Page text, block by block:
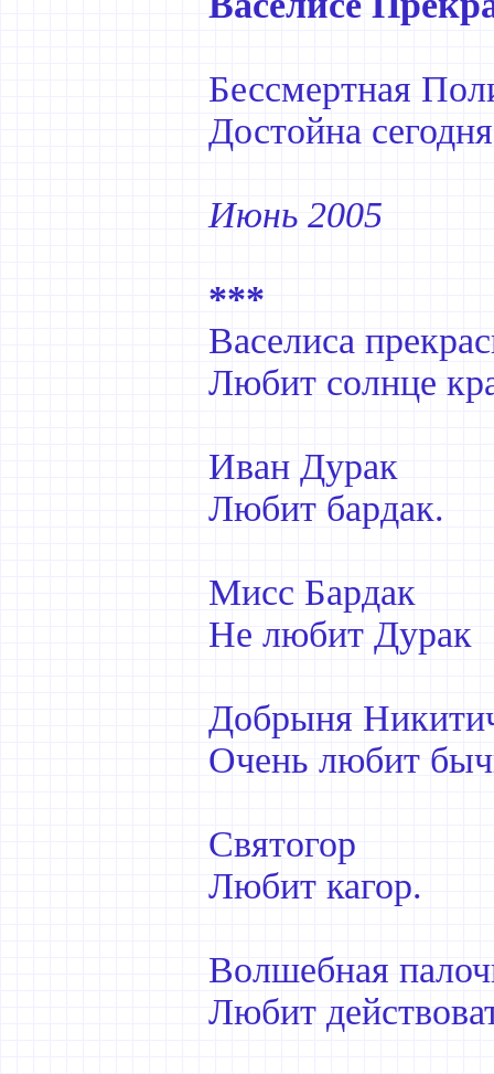
Бессмертная
Достойна
Июнь 2005
***
Васелиса
Любит солнце
Иван Дурак
Любит бардак.
Мисс Бардак
Не любит Дурак
Добрыня
Очень любит
Святогор
Любит кагор.
Волшебная
Любит